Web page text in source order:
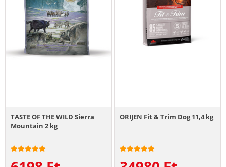
TASTE OF THE WILD Sierra
Mountain 2 kg
ORIJEN Fit & Trim Dog 11,4 kg